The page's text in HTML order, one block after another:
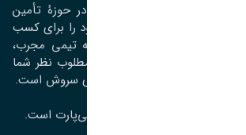
مجموعۀ تنشی پارت از سال ١٣٩٣ فعالیت خود را در حوزۀ تأمین
و در این بین تمام تلاش خود را برای کسب
به‌کار برده است. این مجموعه تیمی مجرب،
کنار هم گردآورده تا خدمات مطلوب نظر شما
تِنشی واژه‌ای ژاپنی و به معنای سروش است.
معنوی این سایت متعلق به تنشی‌پارت است.